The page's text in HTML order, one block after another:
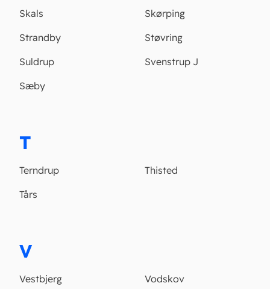
Skals
Skørping
Strandby
Støvring
Suldrup
Svenstrup J
Sæby
T
Terndrup
Thisted
Tårs
V
Vestbjerg Vodskov